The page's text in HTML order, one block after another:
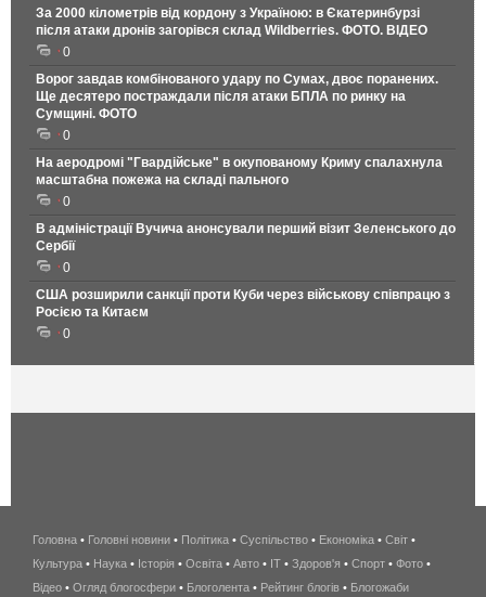
За 2000 кілометрів від кордону з Україною: в Єкатеринбурзі
після атаки дронів загорівся склад Wildberries. ФОТО. ВІДЕО
0
Ворог завдав комбінованого удару по Сумах, двоє поранених.
Ще десятеро постраждали після атаки БПЛА по ринку на
Сумщині. ФОТО
0
На аеродромі "Гвардійське" в окупованому Криму спалахнула
масштабна пожежа на складі пального
0
В адміністрації Вучича анонсували перший візит Зеленського до
Сербії
0
США розширили санкції проти Куби через військову співпрацю з
Росією та Китаєм
0
беспроводной
интернет
киев
Головна • Головні новини • Політика • Суспільство • Економіка • Світ •
Культура • Наука • Історія • Освіта • Авто • IT • Здоров'я • Спорт • Фото •
Відео • Огляд блогосфери • Блоголента • Рейтинг блогів • Блогожаби